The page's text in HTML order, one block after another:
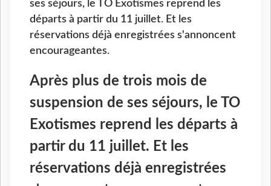
ses séjours, le TO Exotismes reprend les
départs à partir du 11 juillet. Et les
réservations déjà enregistrées s'annoncent
encourageantes.
Après plus de trois mois de
suspension de ses séjours, le TO
Exotismes reprend les départs à
partir du 11 juillet. Et les
réservations déjà enregistrées